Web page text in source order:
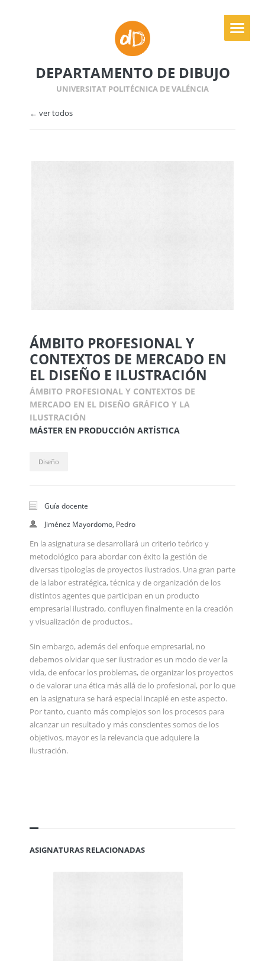
DEPARTAMENTO DE DIBUJO
UNIVERSITAT POLITÉCNICA DE VALÉNCIA
← ver todos
ÁMBITO PROFESIONAL Y
CONTEXTOS DE MERCADO EN
EL DISEÑO E ILUSTRACIÓN
ÁMBITO PROFESIONAL Y CONTEXTOS DE
MERCADO EN EL DISEÑO GRÁFICO Y LA
ILUSTRACIÓN
MÁSTER EN PRODUCCIÓN ARTÍSTICA
Diseño
Guía docente
Jiménez Mayordomo, Pedro
En la asignatura se desarrollará un criterio teórico y
metodológico para abordar con éxito la gestión de
diversas tipologías de proyectos ilustrados. Una gran parte
de la labor estratégica, técnica y de organización de los
distintos agentes que participan en un producto
empresarial ilustrado, confluyen finalmente en la creación
y visualización de productos..
Sin embargo, además del enfoque empresarial, no
debemos olvidar que ser ilustrador es un modo de ver la
vida, de enfocar los problemas, de organizar los proyectos
o de valorar una ética más allá de lo profesional, por lo que
en la asignatura se hará especial incapié en este aspecto.
Por tanto, cuanto más complejos son los procesos para
alcanzar un resultado y más conscientes somos de los
objetivos, mayor es la relevancia que adquiere la
ilustración.
ASIGNATURAS RELACIONADAS